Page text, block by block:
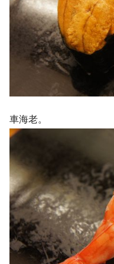
車海老。